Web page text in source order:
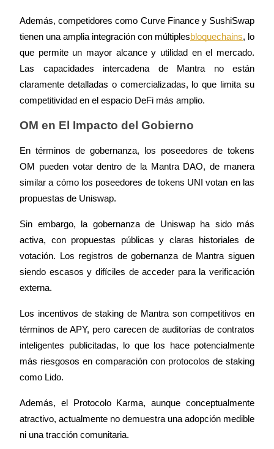
Staking
Alta rentabilidad y acceso instantáneo
Launchpool
Participación flexible para ganar tokens populares
Bloqueos BTR
Inversiones exclusivas para titulares de BTR
Además, competidores como Curve Finance y SushiSwap
tienen una amplia integración con múltiplesbloquechains, lo
que permite un mayor alcance y utilidad en el mercado.
Las capacidades intercadena de Mantra no están
claramente detalladas o comercializadas, lo que limita su
competitividad en el espacio DeFi más amplio.
OM en El Impacto del Gobierno
En términos de gobernanza, los poseedores de tokens
OM pueden votar dentro de la Mantra DAO, de manera
similar a cómo los poseedores de tokens UNI votan en las
propuestas de Uniswap.
Sin embargo, la gobernanza de Uniswap ha sido más
activa, con propuestas públicas y claras historiales de
votación. Los registros de gobernanza de Mantra siguen
siendo escasos y difíciles de acceder para la verificación
externa.
Los incentivos de staking de Mantra son competitivos en
términos de APY, pero carecen de auditorías de contratos
inteligentes publicitadas, lo que los hace potencialmente
más riesgosos en comparación con protocolos de staking
como Lido.
Además, el Protocolo Karma, aunque conceptualmente
atractivo, actualmente no demuestra una adopción medible
ni una tracción comunitaria.